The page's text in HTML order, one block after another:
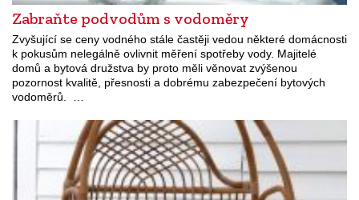
Zabraňte podvodům s vodoměry
Zvyšující se ceny vodného stále častěji vedou některé domácnosti
k pokusům nelegálně ovlivnit měření spotřeby vody. Majitelé
domů a bytová družstva by proto měli věnovat zvýšenou
pozornost kvalitě, přesnosti a dobrému zabezpečení bytových
vodoměrů. …